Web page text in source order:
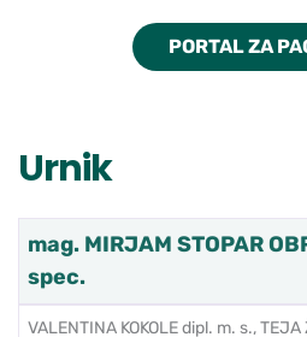
PORTAL ZA
Urnik
mag. MIRJAM STOPAR
spec.
VALENTINA KOKOLE dipl. m. s.,